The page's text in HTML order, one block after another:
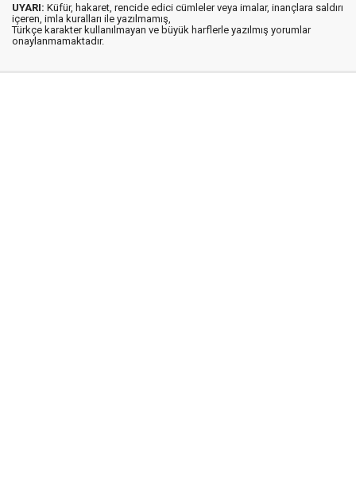
UYARI: Küfür, hakaret, rencide edici cümleler veya imalar, inançlara saldırı
içeren, imla kuralları ile yazılmamış,
Türkçe karakter kullanılmayan ve büyük harflerle yazılmış yorumlar
onaylanmamaktadır.